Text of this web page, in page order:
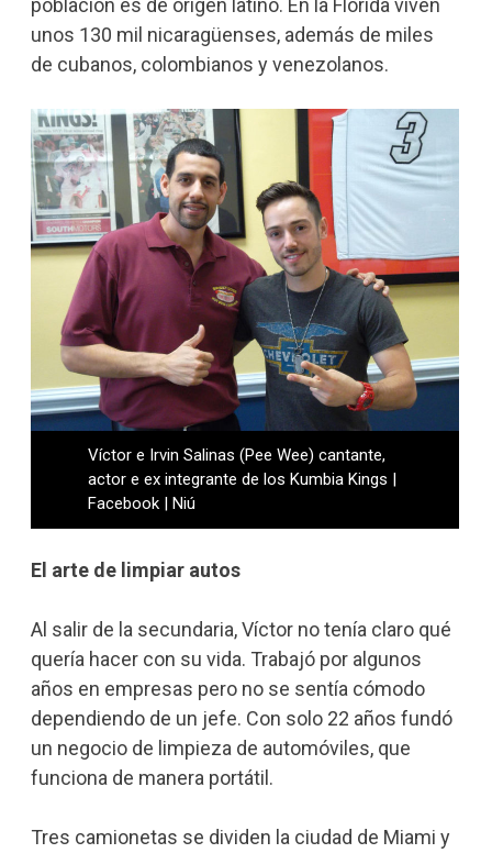
población es de origen latino. En la Florida viven
unos 130 mil nicaragüenses, además de miles
de cubanos, colombianos y venezolanos.
Víctor e Irvin Salinas (Pee Wee) cantante,
actor e ex integrante de los Kumbia Kings |
Facebook | Niú
El arte de limpiar autos
Al salir de la secundaria, Víctor no tenía claro qué
quería hacer con su vida. Trabajó por algunos
años en empresas pero no se sentía cómodo
dependiendo de un jefe. Con solo 22 años fundó
un negocio de limpieza de automóviles, que
funciona de manera portátil.
Tres camionetas se dividen la ciudad de Miami y